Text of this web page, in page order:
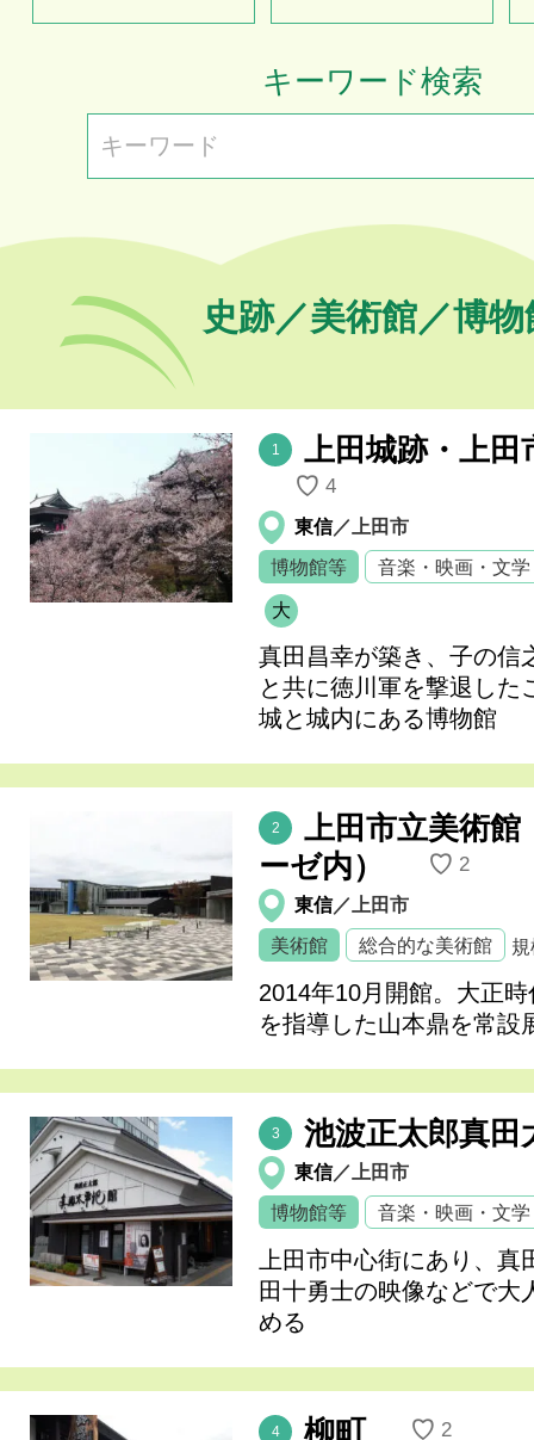
キーワード検索
史跡／美術館／博物
1 上田城跡・上田
♡ 4
東信／上田市
博物館等
音楽・映画・文学
大
真田昌幸が築き、子の信
と共に徳川軍を撃退した
城と城内にある博物館
2
上田市立美術
ーゼ内）
♡ 2
東信／上田市
美術館
総合的な美術館
2014年10月開館。大正
を指導した山本鼎を常設
3 池波正太郎真田
東信／上田市
博物館等
音楽・映画・文学
上田市中心街にあり、
田十勇士の映像などで大
める
4 柳町 ♡ 2